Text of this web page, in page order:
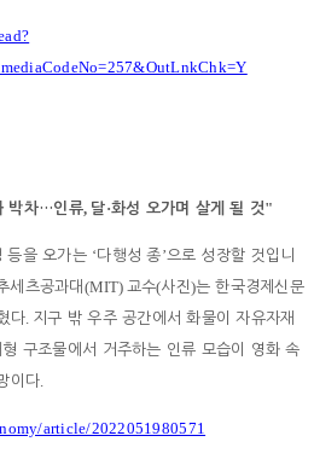
박차…인류, 달·화성 오가며 살게 될 것"
등을 오가는 ‘다행성 종’으로 성장할 것입니
세츠공과대 (MIT) 교수(사진)는 한국경제신문
다. 지구 밖 우주 공간에서 화물이 자유자재
구조물에서 거주하는 인류 모습이 영화 속
이다.
article/2022051980571